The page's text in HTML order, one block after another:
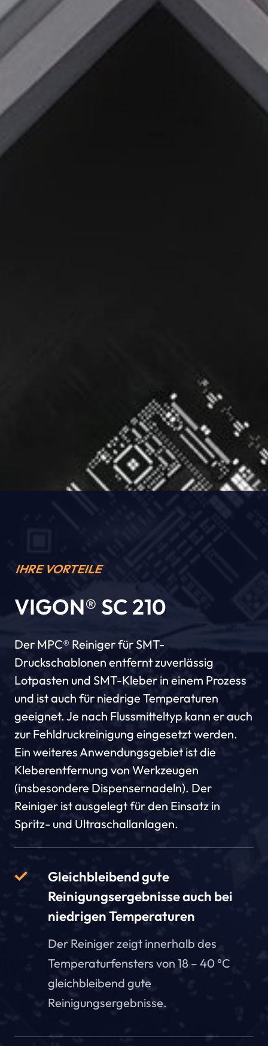
IHRE VORTEILE
VIGON® SC 210
Der MPC® Reiniger für SMT-
Druckschablonen entfernt zuverlässig
Lotpasten und SMT-Kleber in einem Prozess
und ist auch für niedrige Temperaturen
geeignet. Je nach Flussmitteltyp kann er auch
zur Fehldruckreinigung eingesetzt werden.
Ein weiteres Anwendungsgebiet ist die
Kleberentfernung von Werkzeugen
(insbesondere Dispensernadeln). Der
Reiniger ist ausgelegt für den Einsatz in
Spritz- und Ultraschallanlagen.
Gleichbleibend gute
Reinigungsergebnisse auch bei
niedrigen Temperaturen
Der Reiniger zeigt innerhalb des
Temperaturfensters von 18 – 40 °C
gleichbleibend gute
Reinigungsergebnisse.